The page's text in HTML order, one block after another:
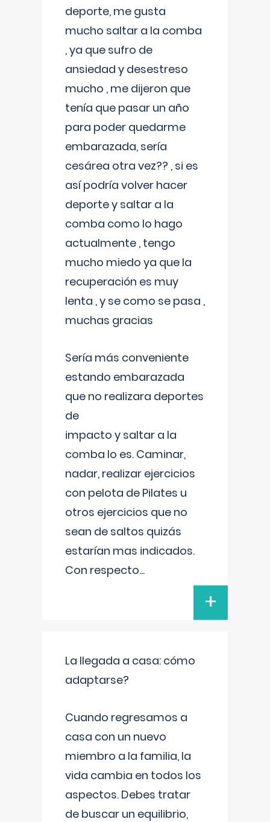
deporte, me gusta
mucho saltar a la comba
, ya que sufro de
ansiedad y desestreso
mucho , me dijeron que
tenía que pasar un año
para poder quedarme
embarazada, sería
cesárea otra vez?? , si es
así podría volver hacer
deporte y saltar a la
comba como lo hago
actualmente , tengo
mucho miedo ya que la
recuperación es muy
lenta , y se como se pasa ,
muchas gracias
Sería más conveniente
estando embarazada
que no realizara deportes
de
impacto y saltar a la
comba lo es. Caminar,
nadar, realizar ejercicios
con pelota de Pilates u
otros ejercicios que no
sean de saltos quizás
estarían mas indicados.
Con respecto...
+
La llegada a casa: cómo
adaptarse?
Cuando regresamos a
casa con un nuevo
miembro a la familia, la
vida cambia en todos los
aspectos. Debes tratar
de buscar un equilibrio,